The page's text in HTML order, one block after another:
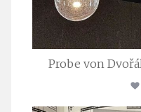
Probe von